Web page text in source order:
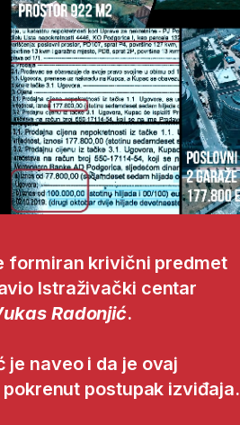
formiran krivični predmet
Istraživački centar
Radonjić.
je naveo i da je ovaj
postupak izviđaja.